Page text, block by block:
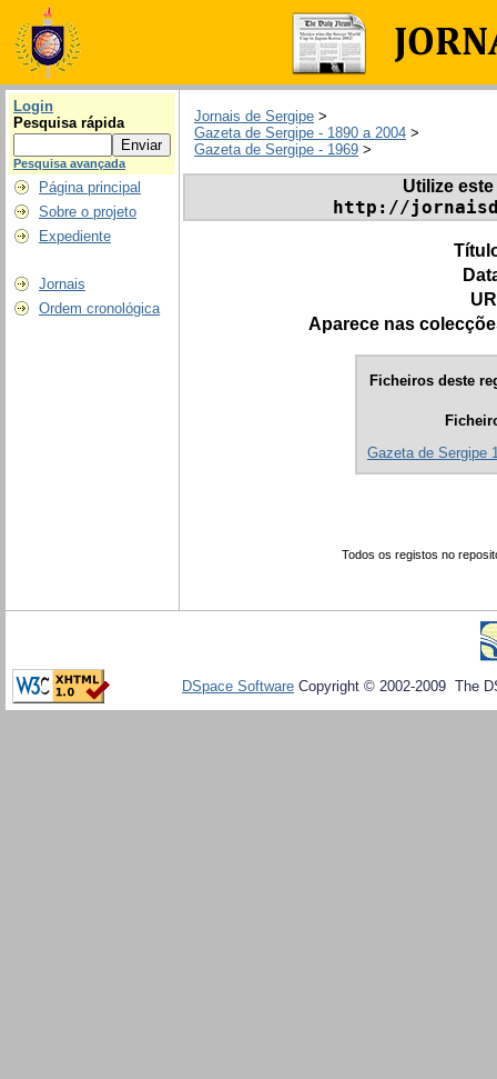
Login
Pesquisa rápida
Pesquisa avançada
Página principal
Sobre o projeto
Expediente
Jornais
Ordem cronológica
Jornais de Sergipe >
Gazeta de Sergipe - 1890 a 2004 >
Gazeta de Sergipe - 1969 >
Utilize
http://
Aparece nas
Ficheiros deste
Gazeta de Sergipe
Todos os registos no
DSpace Software Copyright © 2002-2009 The